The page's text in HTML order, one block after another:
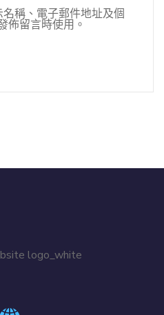
稱、電子郵件地址及個
佈留言時使用。